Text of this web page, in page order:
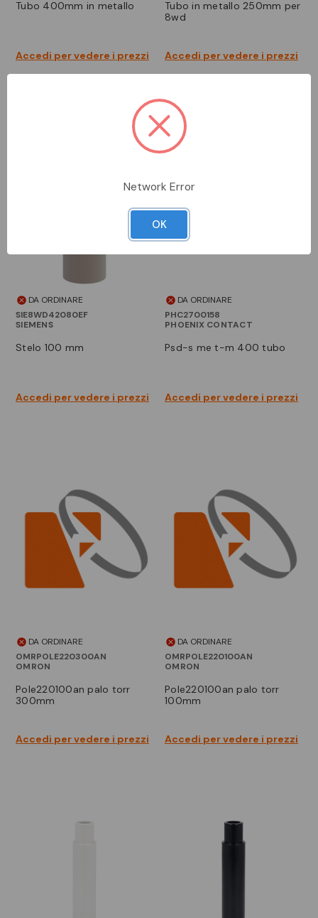
tubo 400mm in metallo
Accedi per vedere i prezzi
tubo in metallo 250mm per
8wd
Accedi per vedere i prezzi
DA ORDINARE
SIE8WD42080EF
SIEMENS
stelo 100 mm
Accedi per vedere i prezzi
DA ORDINARE
PHC2700158
PHOENIX CONTACT
psd-s me t-m 400 tubo
Accedi per vedere i prezzi
DA ORDINARE
OMRPOLE220300AN
OMRON
pole220100an palo torr
300mm
Accedi per vedere i prezzi
DA ORDINARE
OMRPOLE220100AN
OMRON
pole220100an palo torr
100mm
Accedi per vedere i prezzi
Network Error
OK